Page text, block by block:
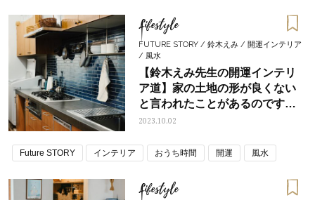
Lifestyle
FUTURE STORY / 鈴木えみ / 開運インテリア
/ 風水
【鈴木えみ先生の開運インテリ
ア道】家の土地の形が良くない
と言われたことがあるのです
が、運気を上げるためにはどう
リング編〉
2023.10.02
Future STORY インテリア おうち時間 開運 風水
Lifestyle